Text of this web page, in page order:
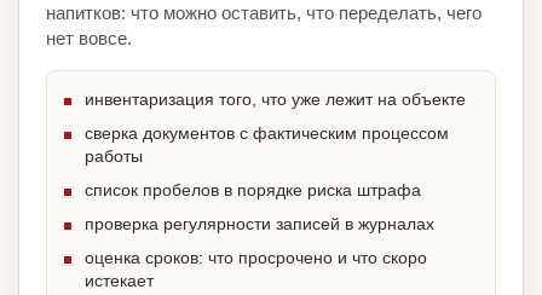
напитков: что можно оставить, что переделать, чего
нет вовсе.
инвентаризация того, что уже лежит на объекте
сверка документов с фактическим процессом
работы
список пробелов в порядке риска штрафа
проверка регулярности записей в журналах
оценка сроков: что просрочено и что скоро
истекает